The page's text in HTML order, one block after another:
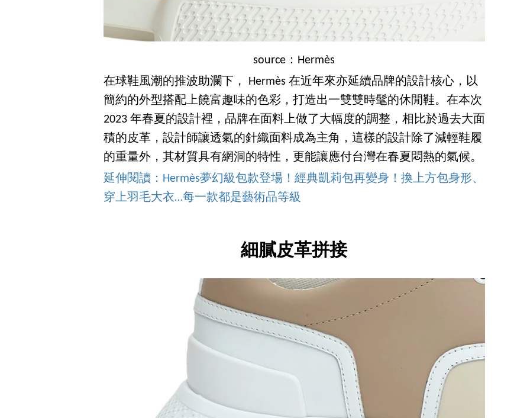
source：Hermès
在球鞋風潮的推波助瀾下， Hermès 在近年來亦延續品牌的設計核心，以
簡約的外型搭配上饒富趣味的色彩，打造出一雙雙時髦的休閒鞋。在本次
2023 年春夏的設計裡，品牌在面料上做了大幅度的調整，相比於過去大面
積的皮革，設計師讓透氣的針織面料成為主角，這樣的設計除了減輕鞋履
的重量外，其材質具有網洞的特性，更能讓應付台灣在春夏悶熱的氣候。
延伸閱讀：Hermès夢幻級包款登場！經典凱莉包再變身！換上方包身形、
穿上羽毛大衣…每一款都是藝術品等級
細膩皮革拼接